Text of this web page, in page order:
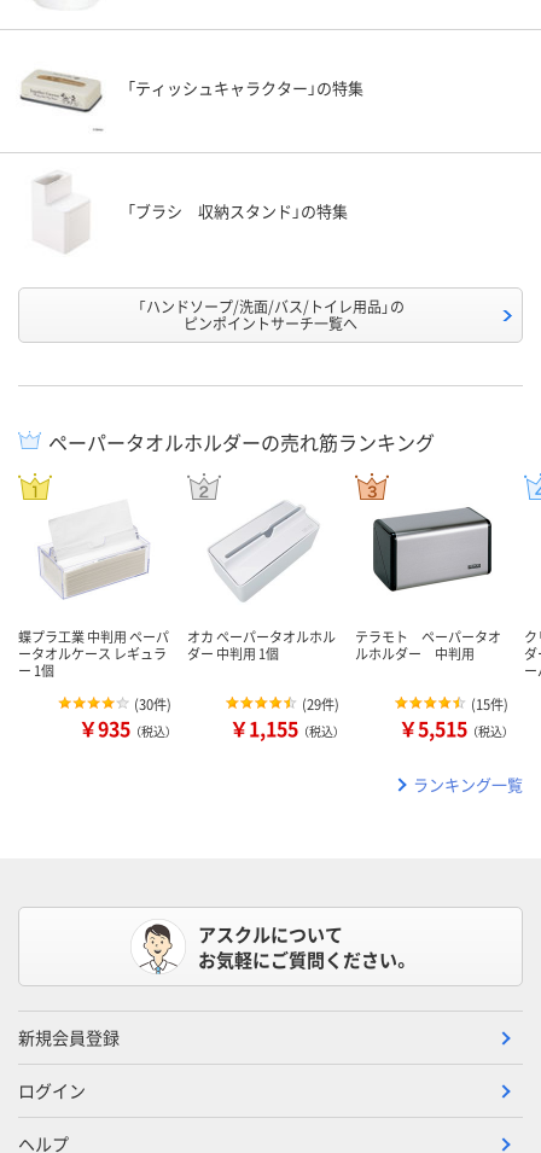
「ティッシュキャラクター」の特集
「ブラシ 収納スタンド」の特集
「ハンドソープ/洗面/バス/トイレ用品」の
ピンポイントサーチ一覧へ
ペーパータオルホルダーの売れ筋ランキング
蝶プラ工業 中判用 ペーパ
ータオルケース レギュラ
ー 1個
(30件)
￥935 （税込）
オカ ペーパータオルホル
ダー 中判用 1個
(29件)
￥1,155 （税込）
テラモト ペーパータオ
ルホルダー 中判用
(15件)
￥5,515 （税込）
ランキング一覧
アスクルについて
お気軽にご質問ください。
新規会員登録
ログイン
ヘルプ